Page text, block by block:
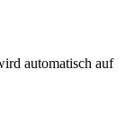
automatisch auf